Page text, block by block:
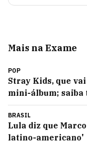
Mais na Exame
POP
Stray Kids, que
mini-álbum; saiba
BRASIL
Lula diz que
latino-americano'